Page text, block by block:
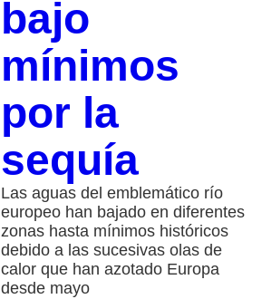
bajo
mínimos
por la
sequía
Las aguas del emblemático río
europeo han bajado en diferentes
zonas hasta mínimos históricos
debido a las sucesivas olas de
calor que han azotado Europa
desde mayo